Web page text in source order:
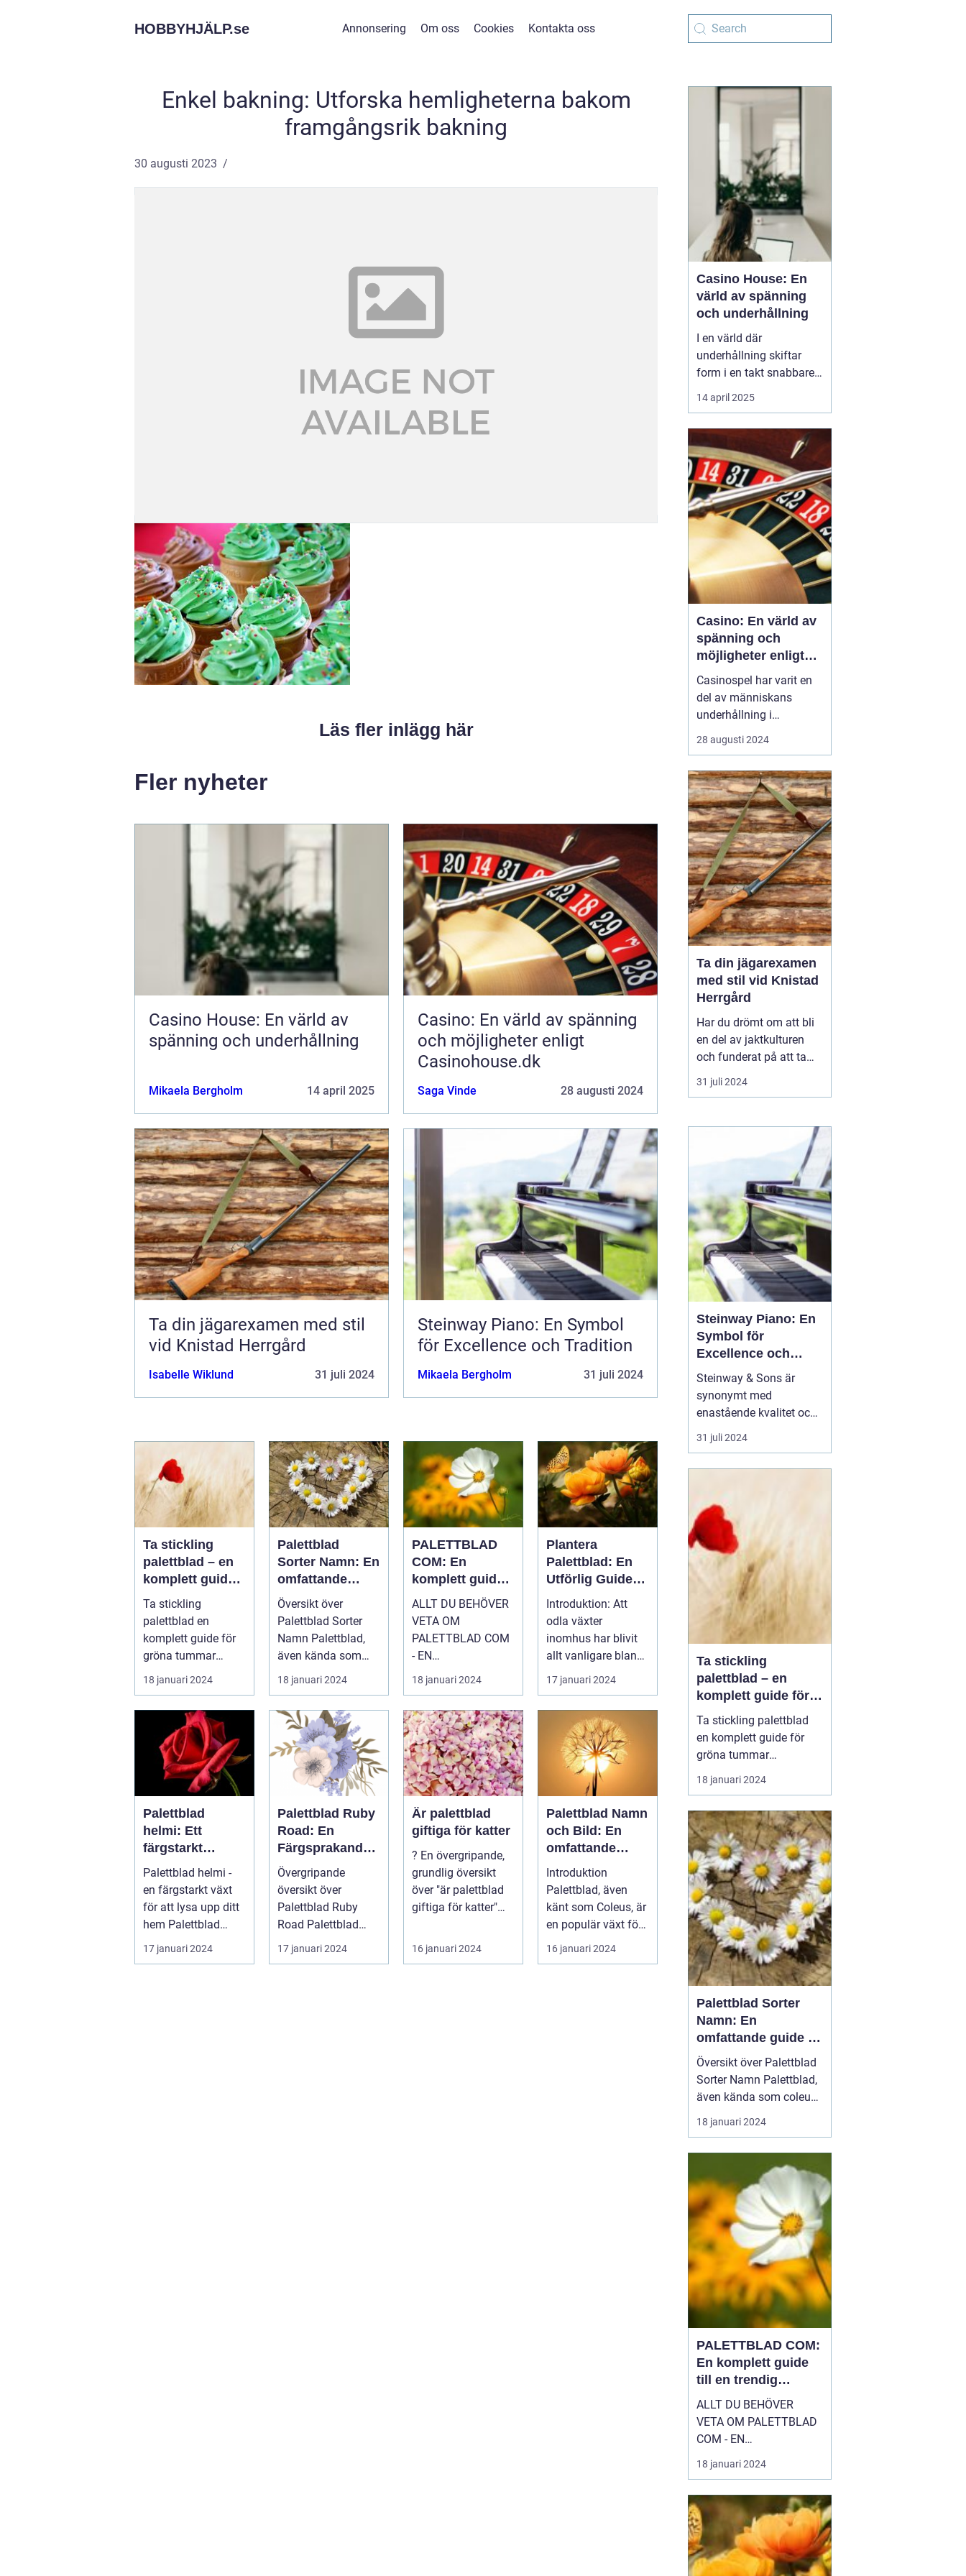
HOBBYHJÄLP.se Annonsering Om oss Cookies Kontakta oss
Enkel bakning: Utforska hemligheterna bakom
framgångsrik bakning
30 augusti 2023
Läs fler inlägg här
Fler nyheter
Casino House: En värld av
spänning och underhållning
Mikaela Bergholm 14 april 2025
Casino: En värld av spänning
och möjligheter enligt
Casinohouse.dk
Saga Vinde 28 augusti 2024
Ta din jägarexamen med stil
vid Knistad Herrgård
Isabelle Wiklund 31 juli 2024
Steinway Piano: En Symbol
för Excellence och Tradition
Mikaela Bergholm 31 juli 2024
Ta stickling
palettblad – en
komplett guide
för gröna
tummar
Ta stickling
palettblad en
komplett guide för
gröna tummar
Palettblad, även
känd som
krukpelargon ...
18 januari 2024
Palettblad
Sorter Namn: En
omfattande
guide till denna
populära växt
Översikt över
Palettblad Sorter
Namn Palettblad,
även kända som
coleus, är en
färgglad och
populär ...
18 januari 2024
PALETTBLAD
COM: En
komplett guide
till en trendig
inomhusväxt
ALLT DU BEHÖVER
VETA OM
PALETTBLAD COM
- EN
HÖGKVALITATIV
ÖVERSIKT
Introduktion
Palettblad com, ell...
18 januari 2024
Plantera
Palettblad: En
Utförlig Guide
till Populära
Inomhusväxter
Introduktion: Att
odla växter
inomhus har blivit
allt vanligare bland
privatpersoner för
att skapa e...
17 januari 2024
Palettblad
helmi: Ett
färgstarkt
bladverk för att
lysa upp ditt
hem
Palettblad helmi -
en färgstarkt växt
för att lysa upp ditt
hem Palettblad
helmi, även känt
som col...
17 januari 2024
Palettblad Ruby
Road: En
Färgsprakande
Favorit för
Hemmet
Övergripande
översikt över
Palettblad Ruby
Road Palettblad
Ruby Road är en
prydnadsväxt som
17 januari 2024
Är palettblad
giftiga för katter
? En övergripande,
grundlig översikt
över "är palettblad
giftiga för katter"
pop...
16 januari 2024
Palettblad Namn
och Bild: En
omfattande
guide för
trädgårdsälskar
e
Introduktion
Palettblad, även
känt som Coleus, är
en populär växt för
både inomhus och
utomhusbruk. ...
16 januari 2024
Casino House: En
värld av spänning
och underhållning
I en värld där
underhållning skiftar
form i en takt snabbare
än någonsin tidigare,
står casinon som tidlösa
och glamour. Från de
ikoniska ljusen i Las
Vegas till det digitala
lands...
14 april 2025
Casino: En värld av
spänning och
möjligheter enligt
Casinohouse.dk
Casinospel har varit en
del av människans
underhållning i
århundraden, där det
ursprungligen var
kungligheter. I dagens
moderna värld är
casinon tillgängliga för
alla, vilket e...
28 augusti 2024
Ta din jägarexamen
med stil vid Knistad
Herrgård
Har du drömt om att bli
en del av jaktkulturen
och funderat på att ta
jägarexamen? Då kan en
intensivkurs vara den
nå ditt mål. På Knistad
noggrant utformade...
31 juli 2024
Steinway Piano: En
Symbol för
Excellence och
Tradition
Steinway & Sons är
synonymt med
enastående kvalitet och
arv inom världen av
pianon. Varje
31 juli 2024
Ta stickling
palettblad – en
komplett guide för
gröna tummar
Ta stickling palettblad
en komplett guide för
gröna tummar
Palettblad, även känd
som krukpelargon eller
är en populär växt bland
trädgårdsentusiaster och
inomhusväxtsamlare. En
av de bästa sätten att
föröka denna vackra
väx...
18 januari 2024
Palettblad Sorter
Namn: En
omfattande guide till
denna populära växt
Översikt över Palettblad
Sorter Namn Palettblad,
även kända som coleus,
är en färgglad och
populär växt som oftast
prydnadsväxt inomhus
eller i trädgårdar. Med en
mängd olika sorter och
namn har dessa växter
blivit ett populärt val för
t...
18 januari 2024
PALETTBLAD COM:
En komplett guide
till en trendig
inomhusväxt
ALLT DU BEHÖVER
VETA OM PALETTBLAD
COM - EN
HÖGKVALITATIV
ÖVERSIKT Introduktion
Calathea som det även
kallas, är en växt som
har blivit väldigt populär
bland
18 januari 2024